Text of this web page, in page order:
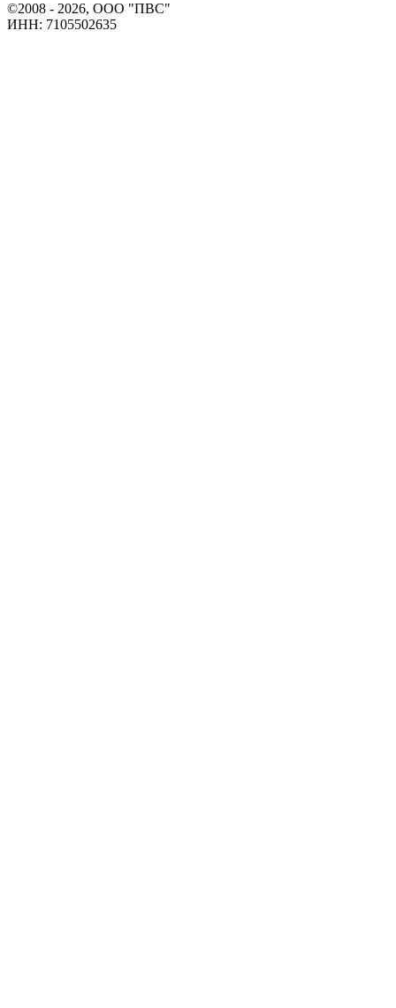
©2008 - 2026, ООО "ПВС"
ИНН: 7105502635